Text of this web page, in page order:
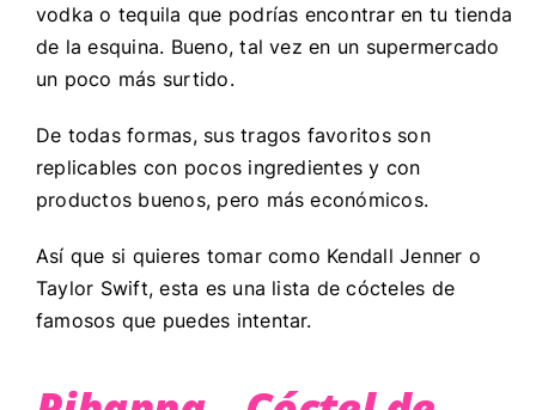
vodka o tequila que podrías encontrar en tu tienda
de la esquina. Bueno, tal vez en un supermercado
un poco más surtido.
De todas formas, sus tragos favoritos son
replicables con pocos ingredientes y con
productos buenos, pero más económicos.
Así que si quieres tomar como Kendall Jenner o
Taylor Swift, esta es una lista de cócteles de
famosos que puedes intentar.